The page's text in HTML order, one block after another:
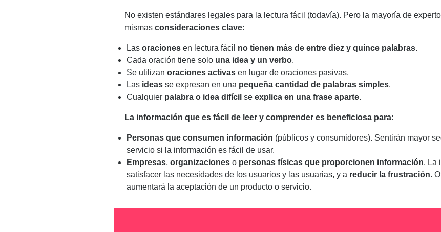
No existen estándares legales para la lectura fácil (todavía). Pero la mayoría de
mismas consideraciones clave:
Las oraciones en lectura fácil no tienen más de entre diez y quince palabras.
Cada oración tiene solo una idea y un verbo.
Se utilizan oraciones activas en lugar de oraciones pasivas.
Las ideas se expresan en una pequeña cantidad de palabras simples.
Cualquier palabra o idea difícil se explica en una frase aparte.
La información que es fácil de leer y comprender es beneficiosa para:
Personas que consumen información (públicos y consumidores). Sentirán mayor
servicio si la información es fácil de usar. ​
Empresas, organizaciones o personas físicas que proporcionen información. La
satisfacer las necesidades de los usuarios y las usuarias, y a reducir la frustración.
aumentará la aceptación de un producto o servicio.